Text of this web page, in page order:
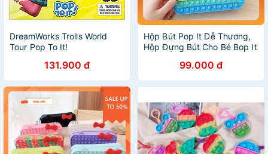
DreamWorks Trolls World
Tour Pop To It!
131.900 đ
Hộp Bút Pop It Dễ Thương,
Hộp Đựng Bút Cho Bé Bop It
99.000 đ